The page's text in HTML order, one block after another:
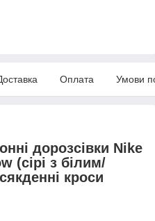
Оплата Умови
дорозсівки Nike
(сірі з білим/
кроси